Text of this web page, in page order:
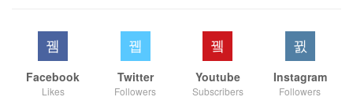
Facebook
Likes
Twitter
Followers
Youtube
Subscribers
Instagram
Followers